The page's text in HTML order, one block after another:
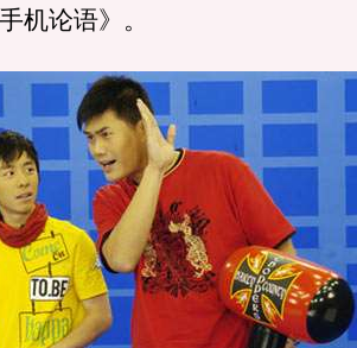
机论语》。